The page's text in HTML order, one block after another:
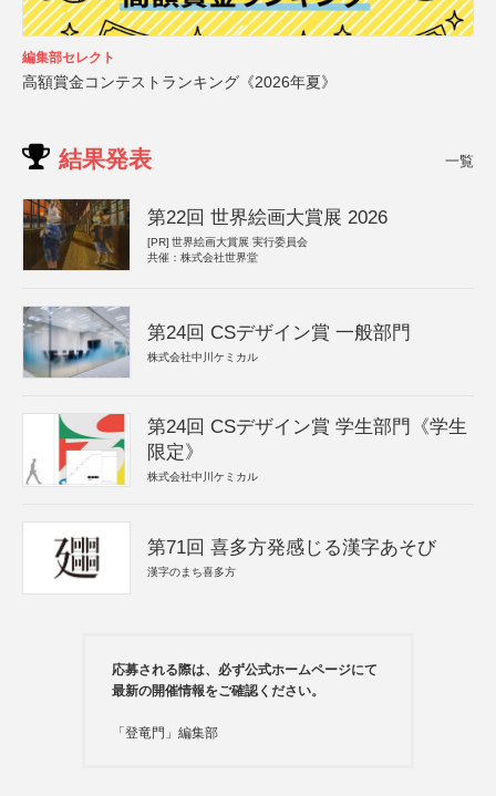
編集部セレクト
高額賞金コンテストランキング《2026年夏》
結果発表 一覧
第22回 世界絵画大賞展 2026
[PR] 世界絵画大賞展 実行委員会
共催：株式会社世界堂
第24回 CSデザイン賞 一般部門
株式会社中川ケミカル
第24回 CSデザイン賞 学生部門《学生
限定》
株式会社中川ケミカル
第71回 喜多方発感じる漢字あそび
漢字のまち喜多方
応募される際は、必ず公式ホームページにて
最新の開催情報をご確認ください。
「登竜門」編集部